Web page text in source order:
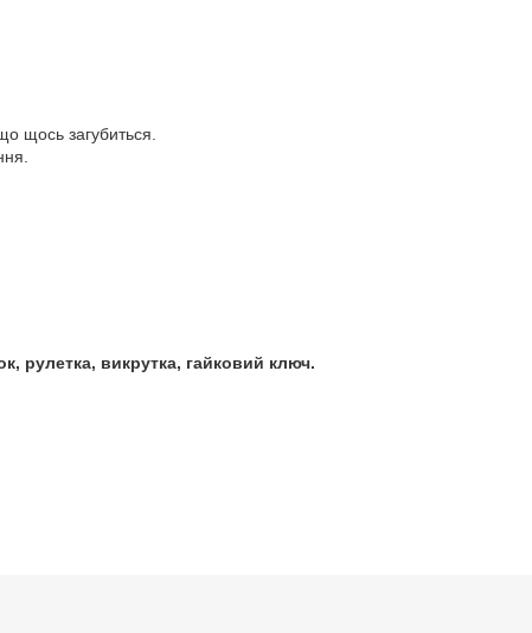
що щось загубиться.
рулетка, викрутка, гайковий ключ.